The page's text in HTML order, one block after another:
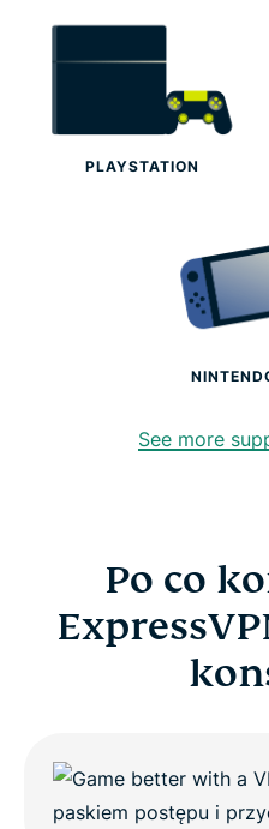
Dlaczego gracze
Wypróbuj ExpressVPN
PLAYSTATION
See more
Po co